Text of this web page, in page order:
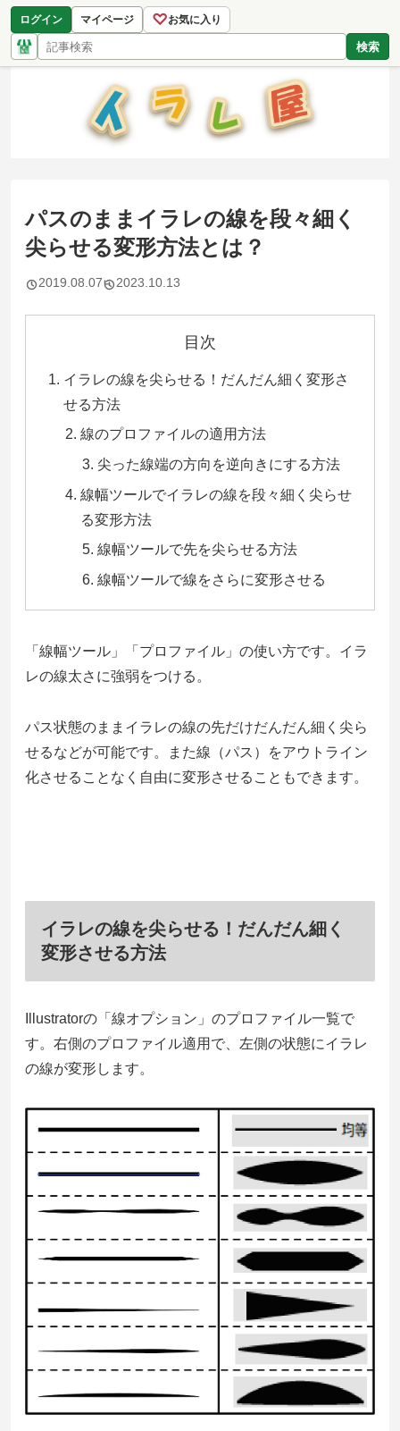
ログイン マイページ ♡お気に入り
検索
パスのままイラレの線を段々細く
尖らせる変形方法とは？
2019.08.07 2023.10.13
目次
イラレの線を尖らせる！だんだん細く変形さ
せる方法
線のプロファイルの適用方法
尖った線端の方向を逆向きにする方法
線幅ツールでイラレの線を段々細く尖らせ
る変形方法
線幅ツールで先を尖らせる方法
線幅ツールで線をさらに変形させる
「線幅ツール」「プロファイル」の使い方です。イラ
レの線太さに強弱をつける。
パス状態のままイラレの線の先だけだんだん細く尖ら
せるなどが可能です。また線（パス）をアウトライン
化させることなく自由に変形させることもできます。
イラレの線を尖らせる！だんだん細く
変形させる方法
Illustratorの「線オプション」のプロファイル一覧で
す。右側のプロファイル適用で、左側の状態にイラレ
の線が変形します。